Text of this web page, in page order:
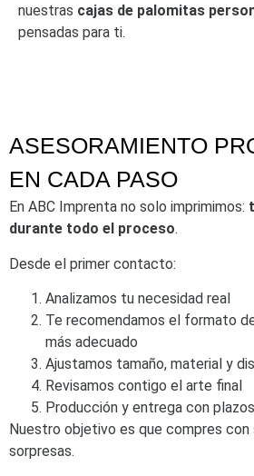
nuestras cajas de palomitas
pensadas para ti.
ASESORAMIENTO
EN CADA PASO
En ABC Imprenta no solo imprimimos:
durante todo el proceso.
Desde el primer contacto:
Analizamos tu necesidad real
Te recomendamos el formato
más adecuado
Ajustamos tamaño, material y
Revisamos contigo el arte final
Producción y entrega con
Nuestro objetivo es que compres con
sorpresas.